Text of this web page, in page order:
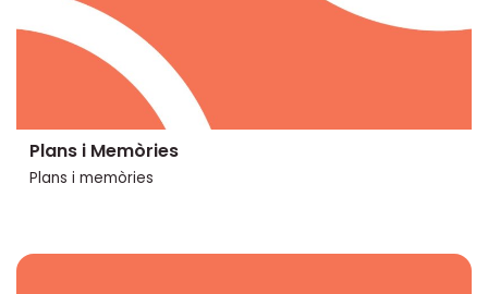
Plans i Memòries
Plans i memòries